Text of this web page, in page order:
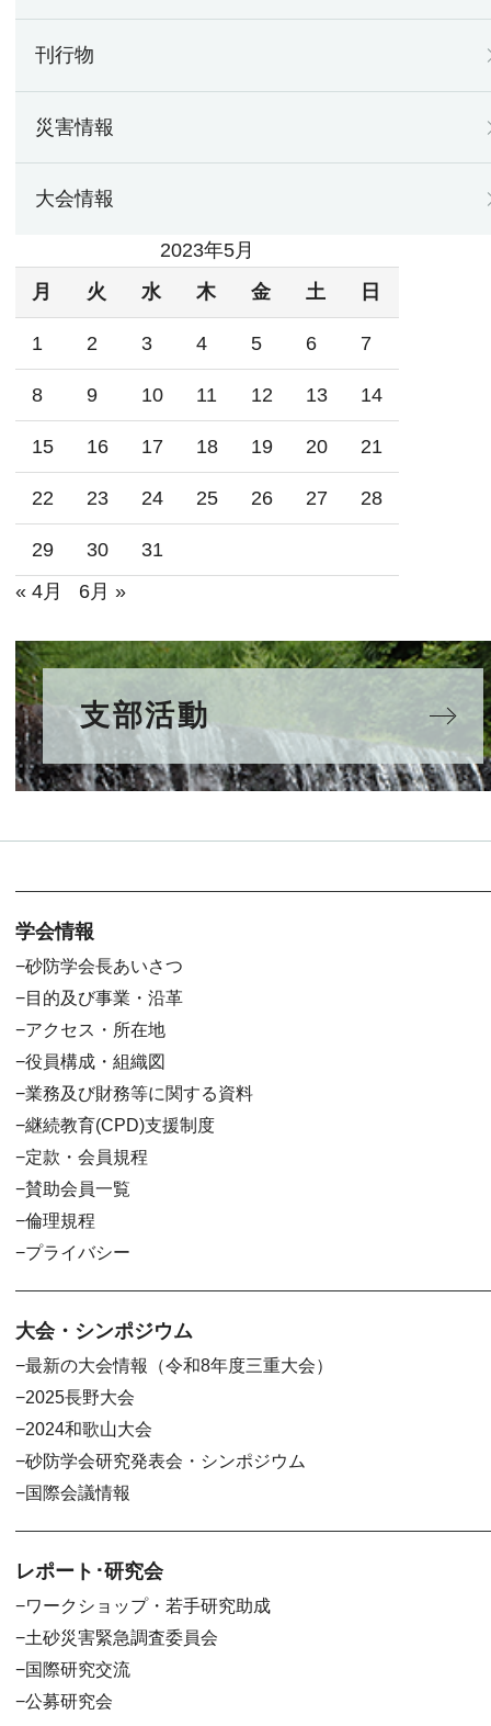
刊行物
災害情報
大会情報
2023年5月
月
火 水 木 金 土 日
1 2 3 4 5 6 7
8 9 10 11 12 13 14
15 16 17 18 19 20 21
22 23 24 25 26 27 28
29 30
31
« 4月
6月 »
支部活動
学会情報
砂防学会長あいさつ
目的及び事業・沿革
アクセス・所在地
役員構成・組織図
業務及び財務等に関する資料
継続教育(CPD)支援制度
定款・会員規程
賛助会員一覧
倫理規程
プライバシー
大会・シンポジウム
最新の大会情報（令和8年度三重大会）
2025長野大会
2024和歌山大会
砂防学会研究発表会・シンポジウム
国際会議情報
レポート･研究会
ワークショップ・若手研究助成
土砂災害緊急調査委員会
国際研究交流
公募研究会